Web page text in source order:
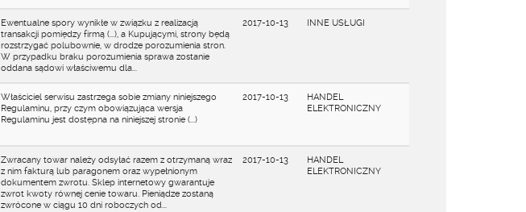
Ewentualne spory wynikłe w związku z realizacją
transakcji pomiędzy firmą (...), a Kupującymi, strony będą
rozstrzygać polubownie, w drodze porozumienia stron.
W przypadku braku porozumienia sprawa zostanie
oddana sądowi właściwemu dla...
2017-10-13 INNE USŁUGI
Właściciel serwisu zastrzega sobie zmiany niniejszego
Regulaminu, przy czym obowiązująca wersja
Regulaminu jest dostępna na niniejszej stronie (...)
2017-10-13
HANDEL
ELEKTRONICZNY
Zwracany towar należy odsyłać razem z otrzymaną wraz
z nim fakturą lub paragonem oraz wypełnionym
dokumentem zwrotu. Sklep internetowy gwarantuje
zwrot kwoty równej cenie towaru. Pieniądze zostaną
zwrócone w ciągu 10 dni roboczych od...
2017-10-13
HANDEL
ELEKTRONICZNY